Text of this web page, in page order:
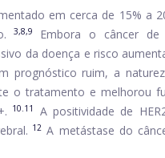
em cerca de 15% a
3,8,9
Embora o câncer de
da doença e risco
prognóstico ruim, a
o tratamento e melhorou
10.11
A positividade de
12 A metástase do